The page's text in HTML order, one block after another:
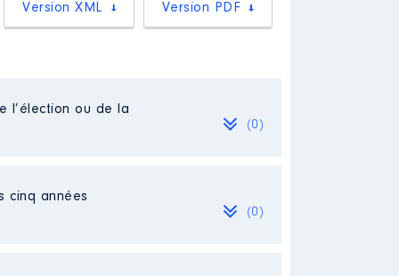
Version PDF
Version XML
l’élection ou de la
(0)
cinq années
(0)